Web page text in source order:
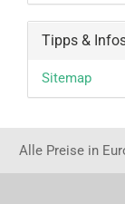
Tipps &
Sitemap
Alle Preise in